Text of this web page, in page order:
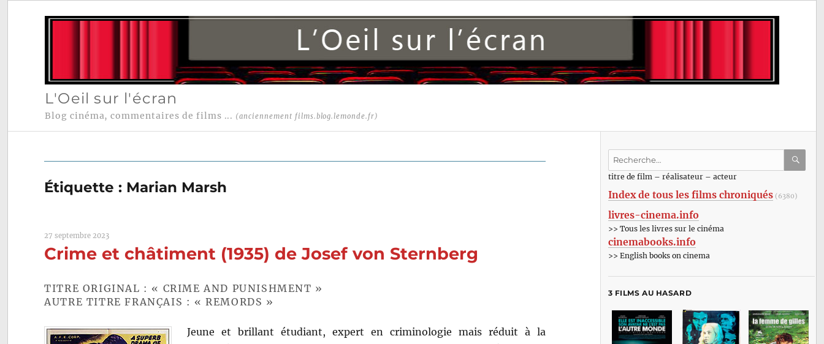
L'Oeil sur l'écran
Blog cinéma, commentaires de films ... (anciennement films.blog.lemonde.fr)
Étiquette : Marian Marsh
27 septembre 2023
Crime et châtiment (1935) de Josef von Sternberg
TITRE ORIGINAL : « CRIME AND PUNISHMENT »
AUTRE TITRE FRANÇAIS : « REMORDS »
Jeune et brillant étudiant, expert en criminologie mais réduit à la
Recherche
:titre de film – réalisateur – acteur
Index de tous les films chroniqués (6380)
livres-cinema.info
>> Tous les livres sur le cinéma
cinemabooks.info
>> English books on cinema
3 FILMS AU HASARD